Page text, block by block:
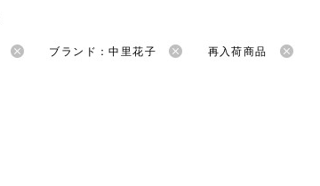
ブランド：中里花子 再入荷商品